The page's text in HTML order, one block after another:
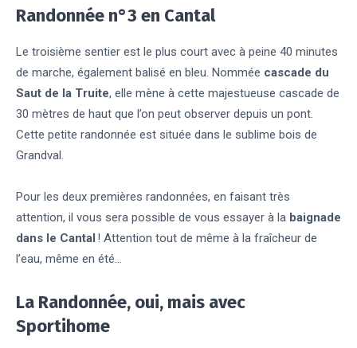
Randonnée n°3 en Cantal
Le troisième sentier est le plus court avec à peine 40 minutes
de marche, également balisé en bleu. Nommée cascade du
Saut de la Truite, elle mène à cette majestueuse cascade de
30 mètres de haut que l’on peut observer depuis un pont.
Cette petite randonnée est située dans le sublime bois de
Grandval.
Pour les deux premières randonnées, en faisant très
attention, il vous sera possible de vous essayer à la baignade
dans le Cantal ! Attention tout de même à la fraîcheur de
l’eau, même en été…
La Randonnée, oui, mais avec
Sportihome